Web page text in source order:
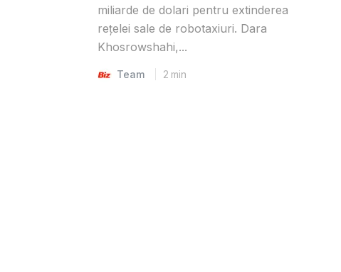
miliarde de dolari pentru extinderea
rețelei sale de robotaxiuri. Dara
Khosrowshahi,...
Team 2 min